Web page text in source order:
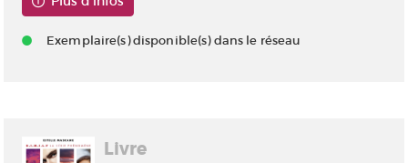
Exemplaire(s) disponible(s) dans le réseau
Livre